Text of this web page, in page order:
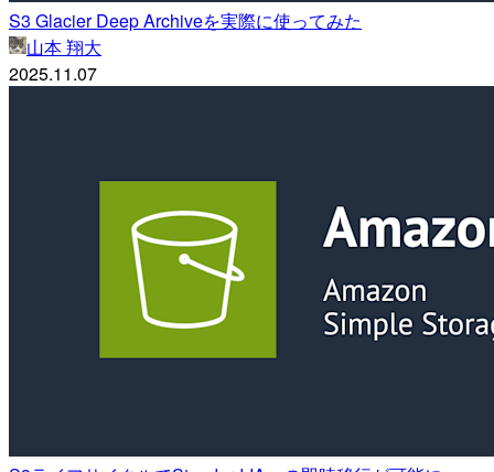
S3 Glacier Deep Archiveを実際に使ってみた
山本 翔大
2025.11.07